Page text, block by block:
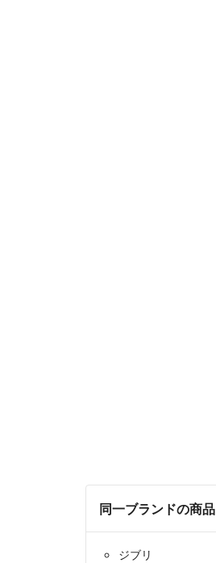
同一ブランドの商品
ジブリ